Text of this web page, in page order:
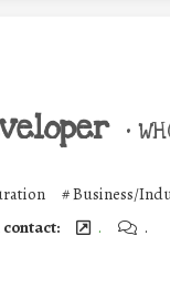
•
#Business/
. .